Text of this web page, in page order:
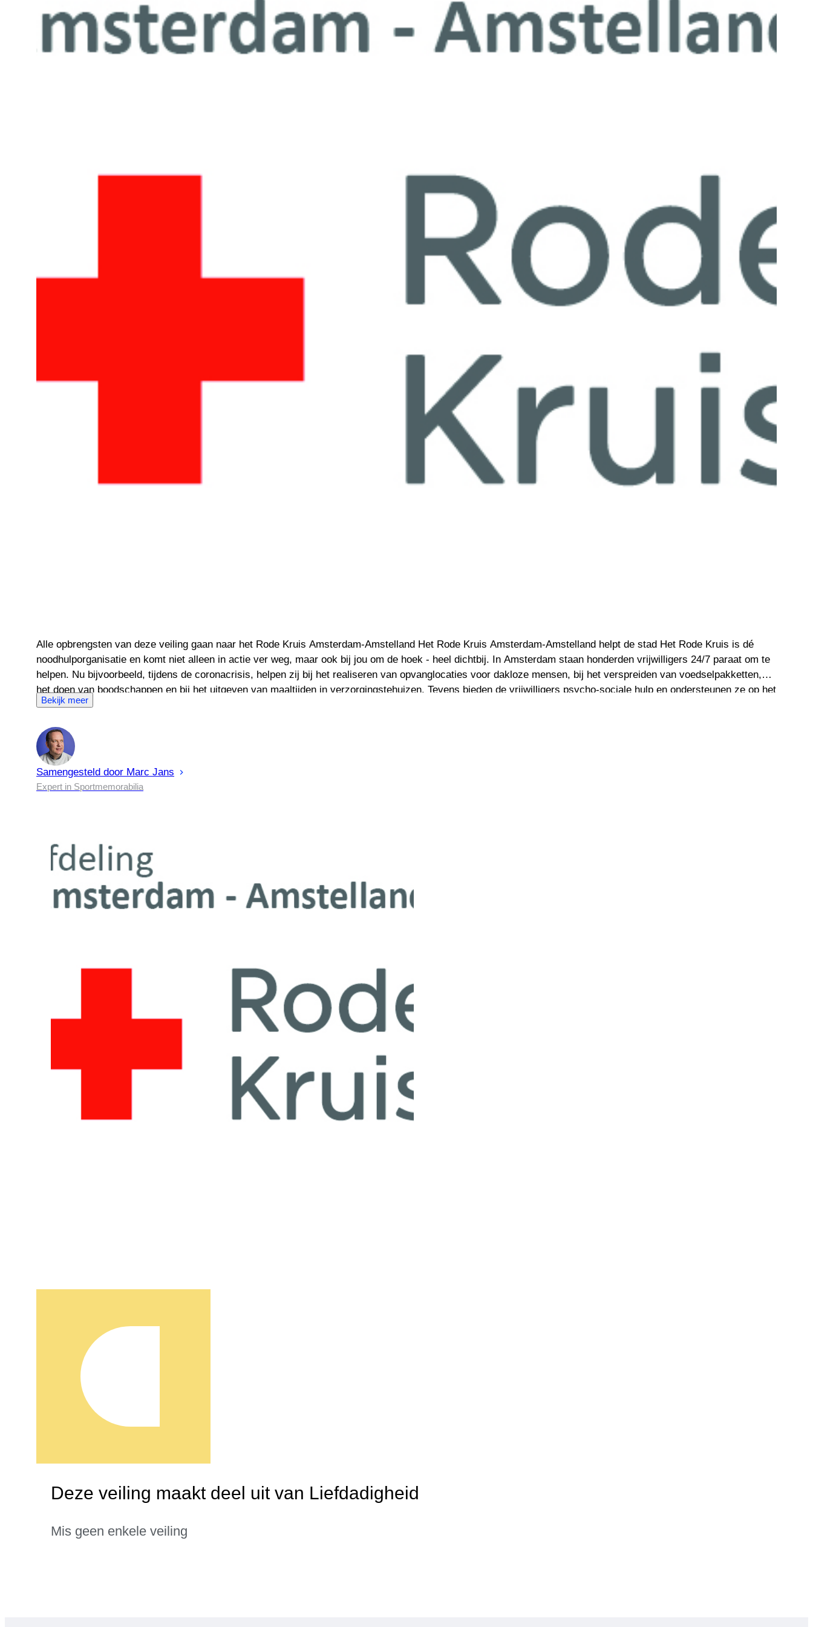
Alle opbrengsten van deze veiling gaan naar het Rode Kruis Amsterdam-Amstelland Het Rode Kruis Amsterdam-Amstelland helpt de stad Het Rode Kruis is dé
noodhulporganisatie en komt niet alleen in actie ver weg, maar ook bij jou om de hoek - heel dichtbij. In Amsterdam staan honderden vrijwilligers 24/7 paraat om te
helpen. Nu bijvoorbeeld, tijdens de coronacrisis, helpen zij bij het realiseren van opvanglocaties voor dakloze mensen, bij het verspreiden van voedselpakketten,
het doen van boodschappen en bij het uitgeven van maaltijden in verzorgingstehuizen. Tevens bieden de vrijwilligers psycho-sociale hulp en ondersteunen ze op het
gebied van vervoer - bijvoorbeeld als het gaat om genezen coronapatiënten die naar hun (verzorgingste)huis moeten worden gebracht. Het Rode Kruis Amsterdam-
Bekijk meer
Samengesteld door Marc Jans
Expert in Sportmemorabilia
Deze veiling maakt deel uit van Liefdadigheid
Mis geen enkele veiling